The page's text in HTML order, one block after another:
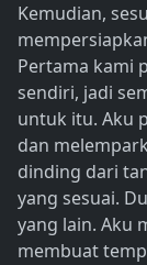
Kemudian,
Pertama kami
sendiri, jadi
untuk itu. Aku
dan
dinding dari
yang sesuai.
yang lain. Aku
membuat